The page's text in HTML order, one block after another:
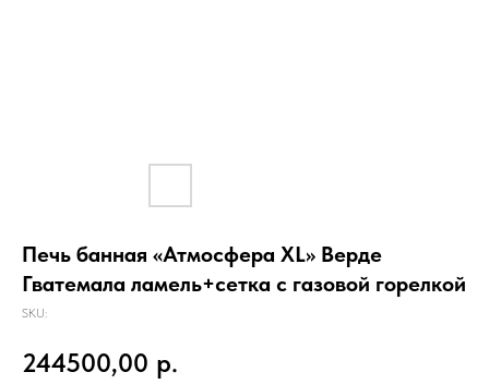
Печь банная «Атмосфера XL» Верде
Гватемала ламель+сетка с газовой горелкой
SKU:
244500,00 р.